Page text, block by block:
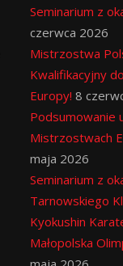
Seminarium z
czerwca 2026
Mistrzostwa
Kwalifikacyjny
Europy! 8
Podsumowanie
Mistrzostwach
maja 2026
Seminarium z
Tarnowskiego
Kyokushin
Małopolska